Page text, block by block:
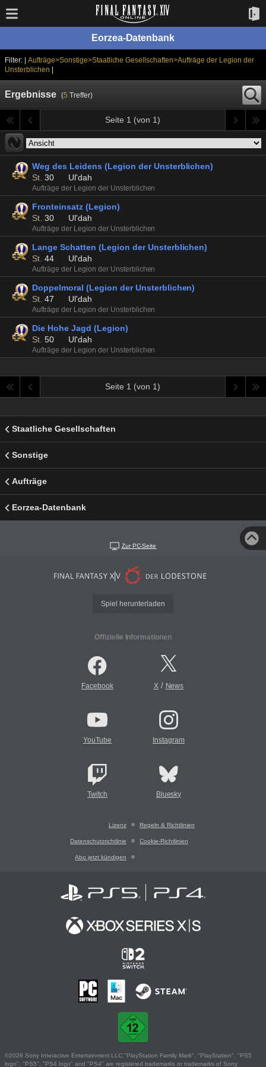
Eorzea-Datenbank
Filter: | Aufträge>Sonstige>Staatliche Gesellschaften>Aufträge der Legion der
Unsterblichen
Ergebnisse (5 Treffer)
Seite 1 (von 1)
Weg des Leidens (Legion der Unsterblichen)
St. 30 Ul'dah
Aufträge der Legion der Unsterblichen
Fronteinsatz (Legion)
St. 30 Ul'dah
Aufträge der Legion der Unsterblichen
Lange Schatten (Legion der Unsterblichen)
St. 44 Ul'dah
Aufträge der Legion der Unsterblichen
Doppelmoral (Legion der Unsterblichen)
St. 47 Ul'dah
Aufträge der Legion der Unsterblichen
Die Hohe Jagd (Legion)
St. 50 Ul'dah
Aufträge der Legion der Unsterblichen
Seite 1 (von 1)
Staatliche Gesellschaften
Sonstige
Aufträge
Eorzea-Datenbank
Zur PC-Seite
Spiel herunterladen
Offizielle Informationen
Facebook X/ News
YouTube Instagram
Twitch Bluesky
Lizenz Regeln & Richtlinien
Datenschutzrichtlinie Cookie-Richtlinien
Abo jetzt kündigen
©2026 Sony Interactive Entertainment LLC."PlayStation Family Mark", "PlayStation", "PS5
logo", "PS5", "PS4 logo" and "PS4" are registered trademarks or trademarks of Sony